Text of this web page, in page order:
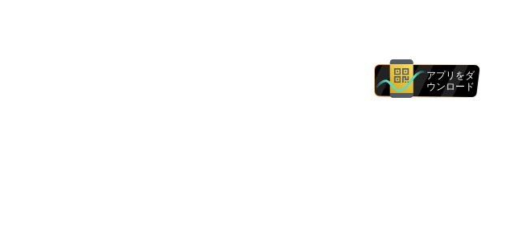
アプリをダ
ウンロード